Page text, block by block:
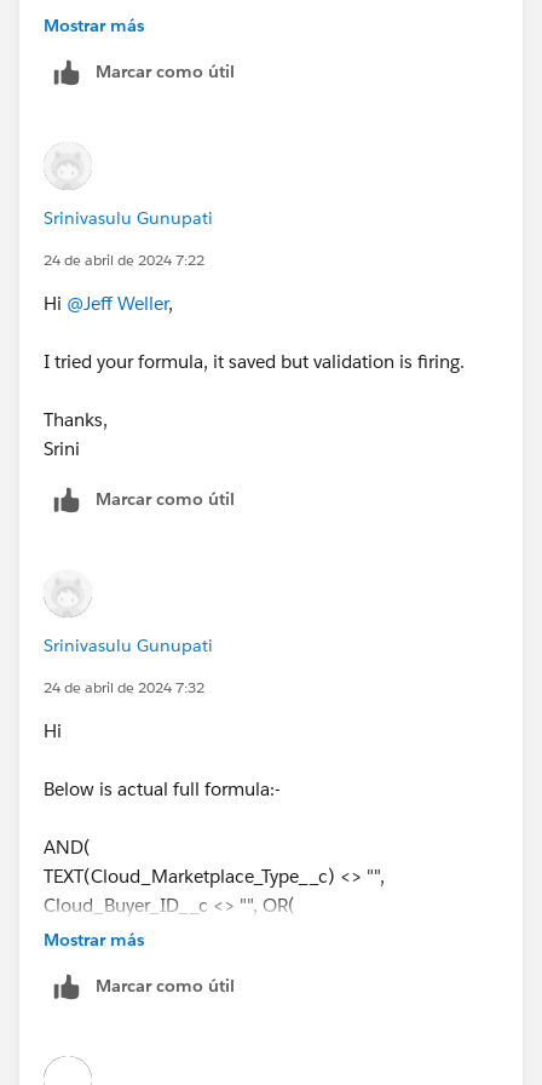
Mostrar más
Marcar como útil
Srinivasulu Gunupati
24 de abril de 2024 7:22
Hi @Jeff Weller,
I tried your formula, it saved but validation is firing.
Thanks,
Srini
Marcar como útil
Srinivasulu Gunupati
24 de abril de 2024 7:32
Hi
Below is actual full formula:-
AND(
TEXT(Cloud_Marketplace_Type__c) <> "",
Cloud_Buyer_ID__c <> "", OR(
AND(
"0018000001GQGI7”,
zA-Z0-9]{4}-[a-zA-Z0-9]{4}-bead-[a-zA-Z0-9]{12}”)),
Mostrar más
Marcar como útil